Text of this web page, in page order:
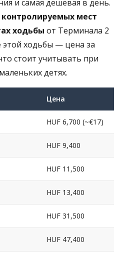
и самая дешевая в день.
контролируемых мест
ходьбы от Терминала 2
ходьбы — цена за
стоит учитывать при
детях.
Цена
HUF 6,700 (~€17)
HUF 9,400
HUF 11,500
HUF 13,400
HUF 31,500
HUF 47,400